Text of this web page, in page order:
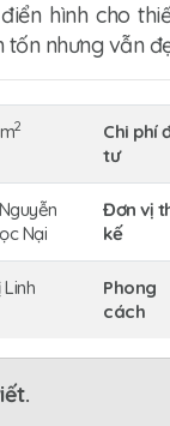
hình cho
tốn nhưng vẫn
2
Chi phí
tư
Nại
Đơn vị
kế
Linh
Phong
cách